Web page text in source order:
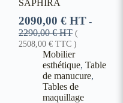
SAPHIRA
2090,00 € HT -
2290,00€HT (
2508,00 € TTC )
Mobilier
esthétique, Table
de manucure,
Tables de
maquillage